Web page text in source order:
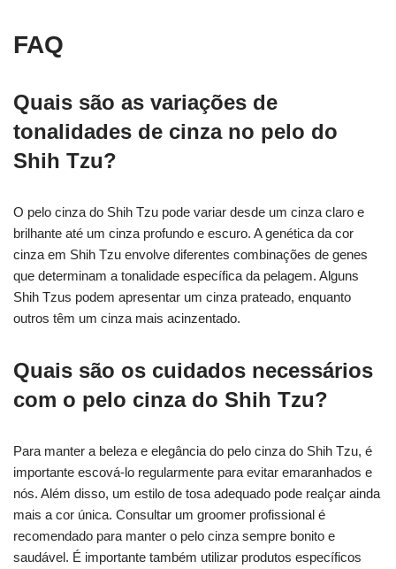
FAQ
Quais são as variações de
tonalidades de cinza no pelo do
Shih Tzu?
O pelo cinza do Shih Tzu pode variar desde um cinza claro e
brilhante até um cinza profundo e escuro. A genética da cor
cinza em Shih Tzu envolve diferentes combinações de genes
que determinam a tonalidade específica da pelagem. Alguns
Shih Tzus podem apresentar um cinza prateado, enquanto
outros têm um cinza mais acinzentado.
Quais são os cuidados necessários
com o pelo cinza do Shih Tzu?
Para manter a beleza e elegância do pelo cinza do Shih Tzu, é
importante escová-lo regularmente para evitar emaranhados e
nós. Além disso, um estilo de tosa adequado pode realçar ainda
mais a cor única. Consultar um groomer profissional é
recomendado para manter o pelo cinza sempre bonito e
saudável. É importante também utilizar produtos específicos